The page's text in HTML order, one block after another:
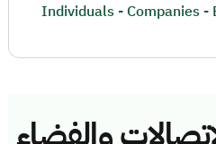
Individuals - Companies -